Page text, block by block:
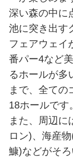
深い森の中に
池に突き出す
フェアウェイ
番パー4など
るホールが多
まで、全ての
18ホールです。
また、周辺に
ロン)、海産
鱇)などがそ